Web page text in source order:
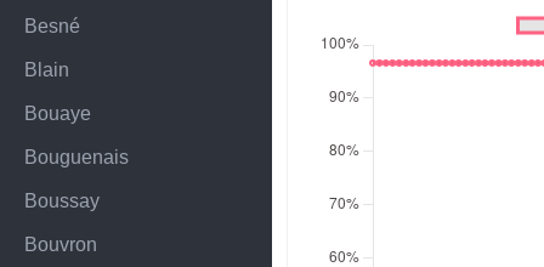
Besné
Blain
Bouaye
Bouguenais
Boussay
Bouvron